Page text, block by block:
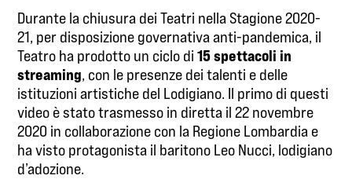
Durante la chiusura dei Teatri nella Stagione 2020-
21, per disposizione governativa anti-pandemica, il
Teatro ha prodotto un ciclo di 15 spettacoli in
streaming, con le presenze dei talenti e delle
istituzioni artistiche del Lodigiano. Il primo di questi
video è stato trasmesso in diretta il 22 novembre
2020 in collaborazione con la Regione Lombardia e
ha visto protagonista il baritono Leo Nucci, lodigiano
d’adozione.